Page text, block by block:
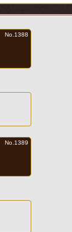
No.1388
No.1389